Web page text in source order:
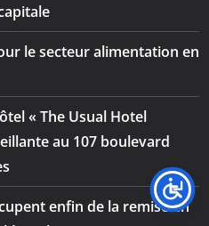
le secteur alimentation en
« The Usual Hotel
au 107 boulevard
enfin de la remise en